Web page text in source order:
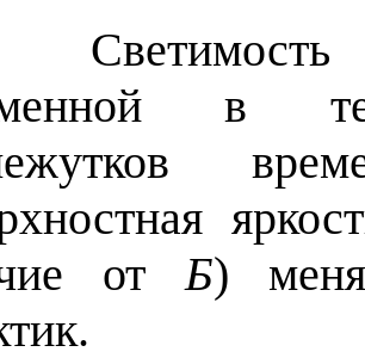
в
от Б)